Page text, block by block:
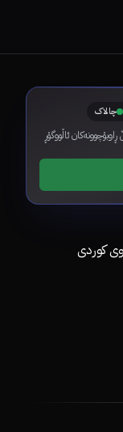
چالاک
ئاڵووگۆڕ
کوردی